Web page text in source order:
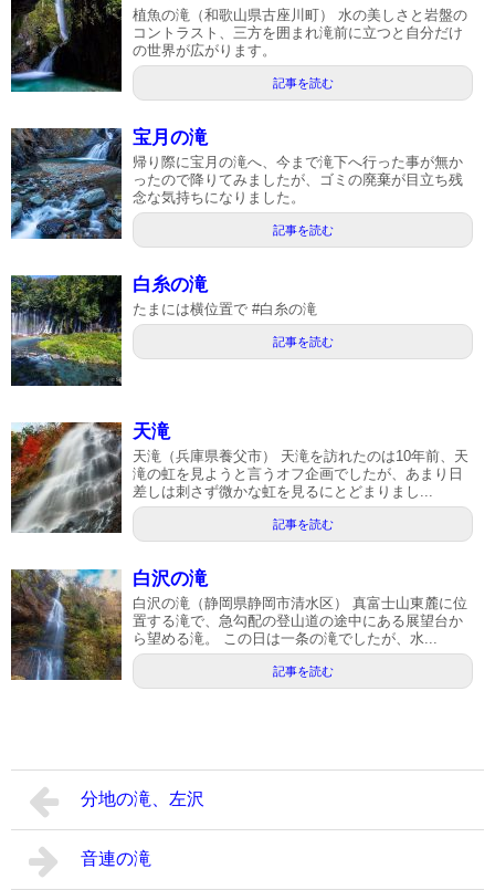
植魚の滝（和歌山県古座川町） 水の美しさと岩盤の
コントラスト、三方を囲まれ滝前に立つと自分だけ
の世界が広がります。
記事を読む
宝月の滝
帰り際に宝月の滝へ、今まで滝下へ行った事が無か
ったので降りてみましたが、ゴミの廃棄が目立ち残
念な気持ちになりました。
記事を読む
白糸の滝
たまには横位置で #白糸の滝
記事を読む
天滝
天滝（兵庫県養父市） 天滝を訪れたのは10年前、天
滝の虹を見ようと言うオフ企画でしたが、あまり日
差しは刺さず微かな虹を見るにとどまりまし...
記事を読む
白沢の滝
白沢の滝（静岡県静岡市清水区） 真富士山東麓に位
置する滝で、急勾配の登山道の途中にある展望台か
ら望める滝。 この日は一条の滝でしたが、水...
記事を読む
分地の滝、左沢
音連の滝